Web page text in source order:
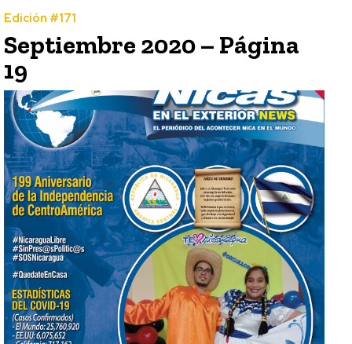
Edición #171
Septiembre 2020 – Página
19